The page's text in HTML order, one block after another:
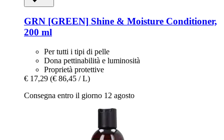
GRN [GREEN] Shine & Moisture Conditioner,
200 ml
Per tutti i tipi di pelle
Dona pettinabilità e luminosità
Proprietà protettive
€ 17,29 (€ 86,45 / L)
Consegna entro il giorno 12 agosto